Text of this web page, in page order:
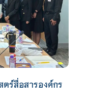
ตร์สื่อสารองค์กร